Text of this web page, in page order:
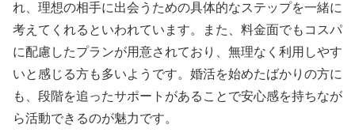
れ、理想の相手に出会うための具体的なステップを一緒に
考えてくれるといわれています。また、料金面でもコスパ
に配慮したプランが用意されており、無理なく利用しやす
いと感じる方も多いようです。婚活を始めたばかりの方に
も、段階を追ったサポートがあることで安心感を持ちなが
ら活動できるのが魅力です。